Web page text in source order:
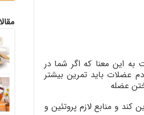
این معنا که اگر شما در
عضلات باید تمرین بیشتر
عضله
و منابع لازم پروتئین و